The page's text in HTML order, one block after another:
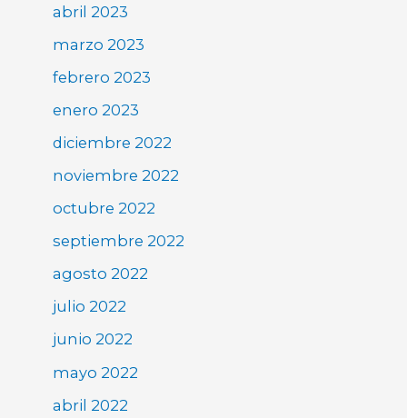
abril 2023
marzo 2023
febrero 2023
enero 2023
diciembre 2022
noviembre 2022
octubre 2022
septiembre 2022
agosto 2022
julio 2022
junio 2022
mayo 2022
abril 2022